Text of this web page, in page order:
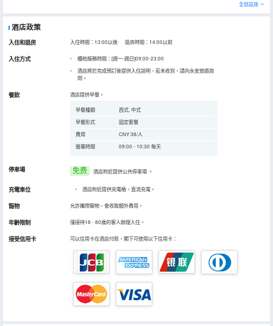
全部設施
酒店政策
入住和退房 入住時間：13:00以後 退房時間：14:00以前
入住方式
櫃枱服務時間：[週一-週日]09:00-23:00
酒店將於完成預訂後提供入住說明，若未收到，請向永安旅遊詢
問。
餐飲 酒店提供早餐。
早餐種類
西式, 中式
早餐形式
固定套餐
費用
CNY 38/人
營業時間
09:00 - 10:30 每天
停車場 免费 酒店附近提供公共停車場 。
充電車位 • 酒店附近提供充電樁，直流充電。
寵物 允許攜帶寵物，會收取額外費用。
年齡限制 僅接待18 - 80歲的客人辦理入住。
接受信用卡 可以信用卡在酒店付款，閣下可使用以下信用卡：